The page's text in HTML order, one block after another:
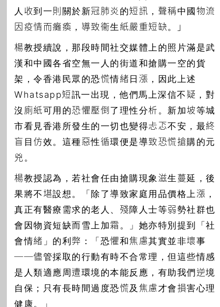
人收到一則關於新冠肺炎的短訊，聲稱中國物流
因疫情而癱瘓，導致衞生紙嚴重短缺。」
楊教授續說，那段時間社交媒體上的照片滿是武
漢和中國各省空無一人的街道和搶購一空的貨
架，令香港民眾的恐慌情緒日漲，因此上述
Whatsapp短訊一出現，他們馬上深信不疑，對
沒廁紙可用的恐懼壓倒了理性分析。新加坡等城
市看見香港所發生的一切也變得忐忑不安，最終
盲目仿效。這種惡性循環便是導致恐慌搶購的元
兇。
楊教授認為，若社會任由搶購現象滋生蔓延，後
果將不堪設想。「除了導致家庭用品價格上漲，
真正有醫療需求的老人、殘障人士等弱勢社群也
會因物資短缺而雪上加霜。」她亦特別提到「社
會情緒」的利弊：「恐懼和焦慮其實並非壞事
──儘管採取的行動有時不合常理，但這些情感
是人類適應周遭環境的本能反應，有助我們逆境
自保；只有長時間過度恐慌及焦慮才會損害心理
健康。」